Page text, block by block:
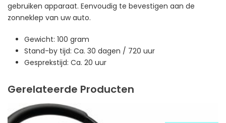
gebruiken apparaat. Eenvoudig te bevestigen aan de
zonneklep van uw auto.
Gewicht: 100 gram
Stand-by tijd: Ca. 30 dagen / 720 uur
Gesprekstijd: Ca. 20 uur
Gerelateerde Producten